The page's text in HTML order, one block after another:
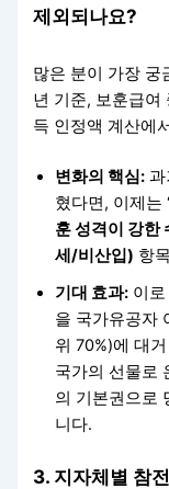
제외되나요?
많은 분이 가장 궁
년 기준, 보훈급여
득 인정액 계산에
변화의 핵심: 과
혔다면, 이제는
훈 성격이 강한
세/비산입) 항
기대 효과: 이로
을 국가유공자
위 70%)에 대
국가의 선물로
의 기본권으로
니다.
3. 지자체별 참